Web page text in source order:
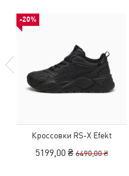
-20%
Кроссовки RS-X Efekt
5199,00 ₴ 6490,00 ₴